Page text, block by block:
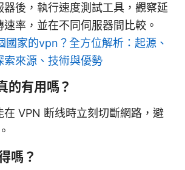
器後，執行速度測試工具，觀察延
率，並在不同伺服器間比較。
家的vpn？全方位解析：起源、
索來源、技術與優勢
有用嗎？
在 VPN 断线時立刻切斷網路，避
嗎？